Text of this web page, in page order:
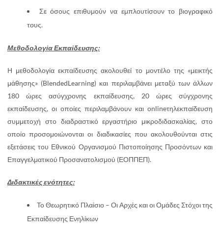
Σε όσους επιθυμούν να εμπλουτίσουν το βιογραφικό
τους.
Μεθοδολογία Εκπαίδευσης:
Η μεθοδολογία εκπαίδευσης ακολουθεί το μοντέλο της «μεικτής
μάθησης» (BlendedLearning) και περιλαμβάνει μεταξύ των άλλων
180 ώρες ασύγχρονης εκπαίδευσης, 20 ώρες σύγχρονης
εκπαίδευσης, οι οποίες περιλαμβάνουν και onlineτηλεκπαίδευση
συμμετοχή στο διαδραστικό εργαστήριο μικροδιδασκαλίας, στο
οποίο προσομοιώνονται οι διαδικασίες που ακολουθούνται στις
εξετάσεις του Εθνικού Οργανισμού Πιστοποίησης Προσόντων και
Επαγγελματικού Προσανατολισμού (ΕΟΠΠΕΠ).
Διδακτικές ενότητες:
Το Θεωρητικό Πλαίσιο – Οι Αρχές και οι Ομάδες Στόχοι της
Εκπαίδευσης Ενηλίκων